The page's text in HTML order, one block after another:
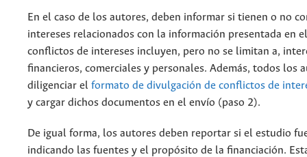
En el caso de los autores, deben informar si tienen o no
intereses relacionados con la información presentada en
conflictos de intereses incluyen, pero no se limitan a,
financieros, comerciales y personales. Además, todos los
diligenciar el formato de divulgación de conflictos de
y cargar dichos documentos en el envío (paso 2).
De igual forma, los autores deben reportar si el estudio
indicando las fuentes y el propósito de la financiación.